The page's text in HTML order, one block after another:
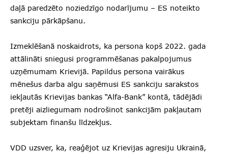
daļā paredzēto noziedzīgo nodarījumu – ES noteikto
sankciju pārkāpšanu.
Izmeklēšanā noskaidrots, ka persona kopš 2022. gada
attālināti sniegusi programmēšanas pakalpojumus
uzņēmumam Krievijā. Papildus persona vairākus
mēnešus darba algu saņēmusi ES sankciju sarakstos
iekļautās Krievijas bankas “Alfa-Bank” kontā, tādējādi
pretēji aizliegumam nodrošinot sankcijām pakļautam
subjektam finanšu līdzekļus.
VDD uzsver, ka, reaģējot uz Krievijas agresiju Ukrainā,